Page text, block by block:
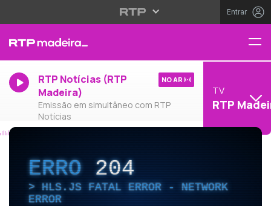
Entrar
RTP Notícias (RTP
Madeira)
Emissão em simultâneo com RTP
Notícias
NO AR
TV
RTP
ERRO204
HLS.JS FATAL ERROR - NETWORK
ERROR